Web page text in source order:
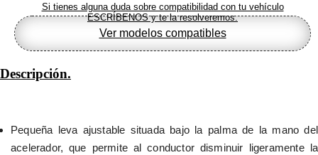
Si tienes alguna duda sobre compatibilidad con tu vehículo
ESCRÍBENOS y te la resolveremos.
Ver modelos compatibles
Descripción.
Pequeña leva ajustable situada bajo la palma de la mano del
acelerador, que permite al conductor disminuir ligeramente la